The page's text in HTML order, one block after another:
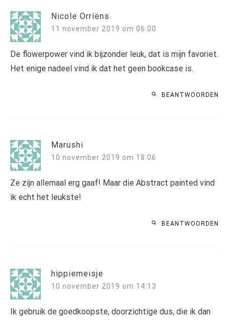
Nicole Orriëns
11 november 2019 om 06:00
De flowerpower vind ik bijzonder leuk, dat is mijn favoriet.
Het enige nadeel vind ik dat het geen bookcase is.
BEANTWOORDEN
Marushi
10 november 2019 om 18:06
Ze zijn allemaal erg gaaf! Maar die Abstract painted vind
ik echt het leukste!
BEANTWOORDEN
hippiemeisje
10 november 2019 om 14:13
Ik gebruik de goedkoopste, doorzichtige dus, die ik dan